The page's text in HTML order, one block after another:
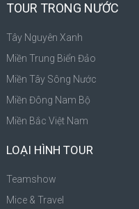
TOUR TRONG NƯỚC
Tây Nguyên Xanh
Miền Trung Biển Đảo
Miền Tây Sông Nước
Miền Đông Nam Bộ
Miền Bắc Việt Nam
LOẠI HÌNH TOUR
Teamshow
Mice & Travel